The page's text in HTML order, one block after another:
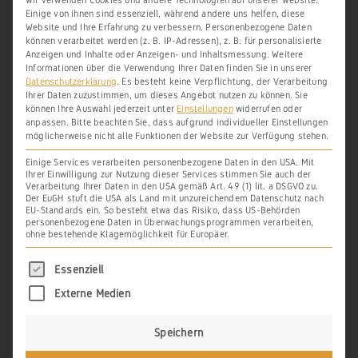
https://www.lagis-hessen.de/maps/urkataster-p
lus
© Urkatasterkarten Hessischer Städte by Hessi
sches Institut für Landesgeschichte is marked
with CC0
Spätere Nennungen liegen hier leider
nicht vor.
***
Einige von ihnen sind essenziell, während andere uns helfen, diese
Website und Ihre Erfahrung zu verbessern. Personenbezogene Daten
können verarbeitet werden (z. B. IP-Adressen), z. B. für personalisierte
Anzeigen und Inhalte oder Anzeigen- und Inhaltsmessung. Weitere
Informationen über die Verwendung Ihrer Daten finden Sie in unserer
Datenschutzerklärung. Es besteht keine Verpflichtung, der Verarbeitung
Ihrer Daten zuzustimmen, um dieses Angebot nutzen zu können. Sie
können Ihre Auswahl jederzeit unter Einstellungenwiderrufen oder
anpassen. Bitte beachten Sie, dass aufgrund individueller Einstellungen
möglicherweise nicht alle Funktionen der Website zur Verfügung stehen.
Einige Services verarbeiten personenbezogene Daten in den USA. Mit
Ihrer Einwilligung zur Nutzung dieser Services stimmen Sie auch der
Verarbeitung Ihrer Daten in den USA gemäß Art. 49 (1) lit. a DSGVO zu.
Der EuGH stuft die USA als Land mit unzureichendem Datenschutz nach
EU-Standards ein. So besteht etwa das Risiko, dass US-Behörden
personenbezogene Daten in Überwachungsprogrammen verarbeiten,
ohne bestehende Klagemöglichkeit für Europäer.
Es folgt eine Liste der Service-Gruppen, für
Essenziell
Externe Medien
Speichern